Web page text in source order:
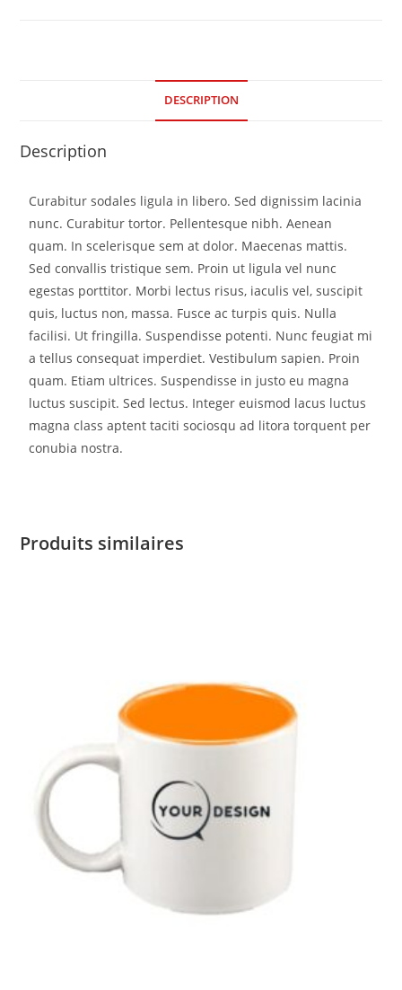
DESCRIPTION
Description
Curabitur sodales ligula in libero. Sed dignissim lacinia
nunc. Curabitur tortor. Pellentesque nibh. Aenean
quam. In scelerisque sem at dolor. Maecenas mattis.
Sed convallis tristique sem. Proin ut ligula vel nunc
egestas porttitor. Morbi lectus risus, iaculis vel, suscipit
quis, luctus non, massa. Fusce ac turpis quis. Nulla
facilisi. Ut fringilla. Suspendisse potenti. Nunc feugiat mi
a tellus consequat imperdiet. Vestibulum sapien. Proin
quam. Etiam ultrices. Suspendisse in justo eu magna
luctus suscipit. Sed lectus. Integer euismod lacus luctus
magna class aptent taciti sociosqu ad litora torquent per
conubia nostra.
Produits similaires